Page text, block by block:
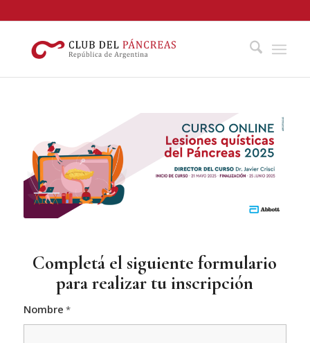
Completá el siguiente formulario
para realizar tu inscripción
Nombre *